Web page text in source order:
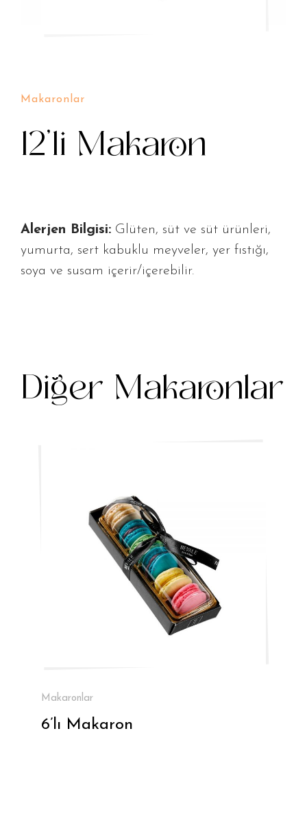
Makaronlar
12’li Makaron
Alerjen Bilgisi: Glüten, süt ve süt ürünleri,
yumurta, sert kabuklu meyveler, yer fıstığı,
soya ve susam içerir/içerebilir.
Diğer Makaronlar
Makaronlar
6’lı Makaron